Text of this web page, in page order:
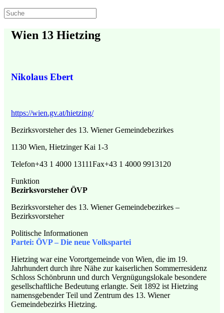
Wien 13 Hietzing
Nikolaus Ebert
https://wien.gv.at/hietzing/
Bezirksvorsteher des 13. Wiener Gemeindebezirkes
1130 Wien, Hietzinger Kai 1-3
Telefon+43 1 4000 13111Fax+43 1 4000 9913120
Funktion
Bezirksvorsteher ÖVP
Bezirksvorsteher des 13. Wiener Gemeindebezirkes –
Bezirksvorsteher
Politische Informationen
Partei: ÖVP – Die neue Volkspartei
Hietzing war eine Vorortgemeinde von Wien, die im 19.
Jahrhundert durch ihre Nähe zur kaiserlichen Sommerresidenz
Schloss Schönbrunn und durch Vergnügungslokale besondere
gesellschaftliche Bedeutung erlangte. Seit 1892 ist Hietzing
namensgebender Teil und Zentrum des 13. Wiener
Gemeindebezirks Hietzing.